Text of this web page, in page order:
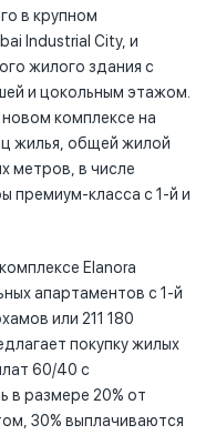
в крупном
Industrial City, и
жилого здания с
и цокольным этажом.
комплексе на
жилья, общей жилой
метров, в числе
премиум-класса с 1-й и
Elanora
апартаментов с 1-й
или 211 180
покупку жилых
60/40 с
в размере 20% от
30% выплачиваются